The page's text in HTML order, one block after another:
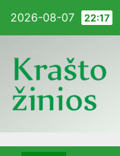
2026-08-07 22:17